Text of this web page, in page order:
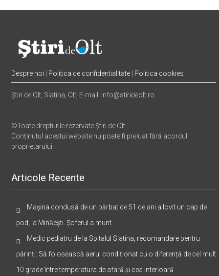
Despre noi Politica de confidentialitate Politica cookies
Știri de Olt, Slatina, Olt, E-mail: info@stirideolt.ro.
©Toate drepturile rezervate Știri de Olt.
Conținutul acestui website nu poate fi preluat fără acordul
proprietarului.
Articole Recente
Mașina condusă de un bărbat de 51 de ani a lovit un cap de
pod, la Mihăești. Șoferul a murit
Medic pediatru de la Spitalul Slatina, recomandare pentru
părinți: Să folosească aerul condiționat cu o diferență de cel mult
10 grade între temperatura de afară și cea interioară